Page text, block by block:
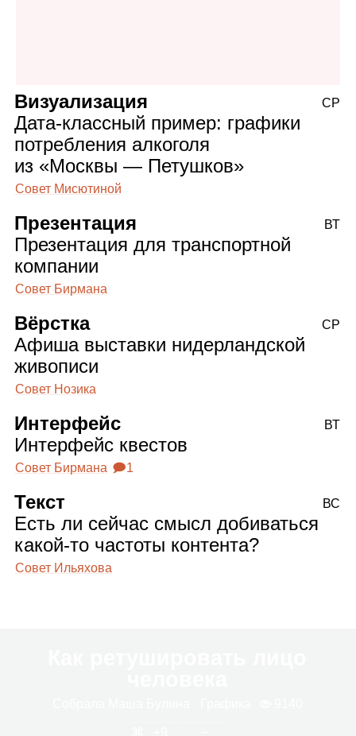
Визуализация
Дата‑классный пример: графики
потребления алкоголя
из «Москвы — Петушков»
Совет Мисютиной
СР
Презентация
Презентация для транспортной
компании
Совет Бирмана
ВТ
Вёрстка
Афиша выставки нидерландской
живописи
Совет Нозика
СР
Интерфейс
Интерфейс квестов
Совет Бирмана 🗩1
ВТ
Текст
Есть ли сейчас смысл добиваться
какой‑то частоты контента?
Совет Ильяхова
ВС